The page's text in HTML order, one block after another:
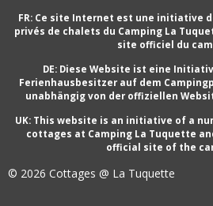
FR: Ce site Internet est une initiative
privés de chalets du Camping La
site officiel du
DE: Diese Website ist eine
Ferienhausbesitzer auf dem
unabhängig von der offiziellen
UK: This website is an initiative of a
cottages at Camping La Tuquette
official site of the
© 2026 Cottages @ La Tuquette